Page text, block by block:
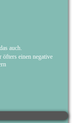
auch.
einen negative